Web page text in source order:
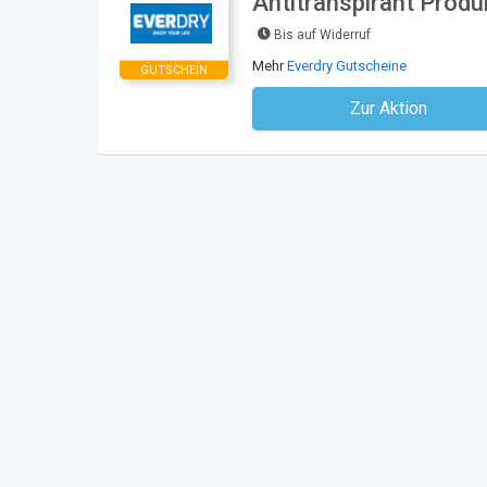
GUTSCHEIN
Bis auf Widerruf
MehrEverdry Gutscheine
Zur Aktion
Kein Code